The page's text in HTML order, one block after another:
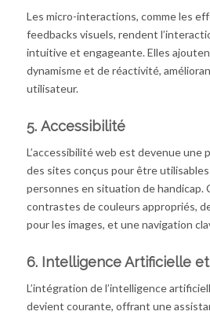
Les micro-interactions, comme les
feedbacks visuels, rendent
intuitive et engageante. Elles
dynamisme et de réactivité,
utilisateur.
5. Accessibilité
L’accessibilité web est devenue une
des sites conçus pour être
personnes en situation de handicap.
contrastes de couleurs appropriés,
pour les images, et une navigation
6. Intelligence Artificielle
L’intégration de l’intelligence
devient courante, offrant une